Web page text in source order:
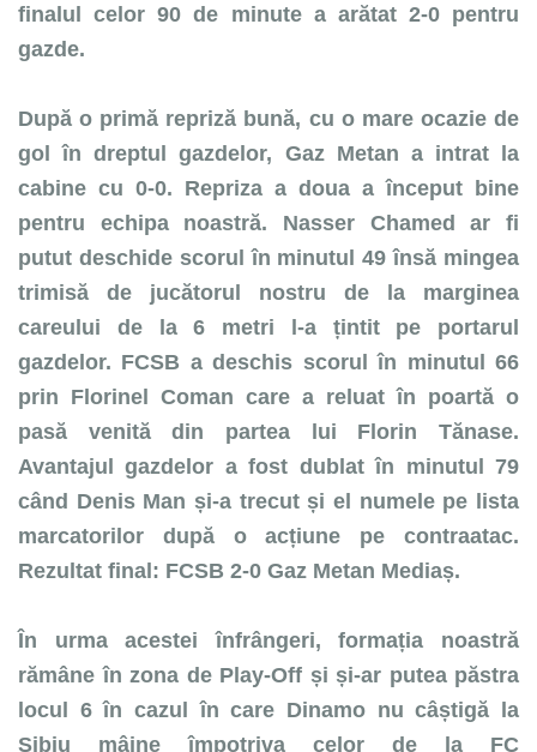
finalul celor 90 de minute a arătat 2-0 pentru
gazde.
După o primă repriză bună, cu o mare ocazie de
gol în dreptul gazdelor, Gaz Metan a intrat la
cabine cu 0-0. Repriza a doua a început bine
pentru echipa noastră. Nasser Chamed ar fi
putut deschide scorul în minutul 49 însă mingea
trimisă de jucătorul nostru de la marginea
careului de la 6 metri l-a țintit pe portarul
gazdelor. FCSB a deschis scorul în minutul 66
prin Florinel Coman care a reluat în poartă o
pasă venită din partea lui Florin Tănase.
Avantajul gazdelor a fost dublat în minutul 79
când Denis Man și-a trecut și el numele pe lista
marcatorilor după o acțiune pe contraatac.
Rezultat final: FCSB 2-0 Gaz Metan Mediaș.
În urma acestei înfrângeri, formația noastră
rămâne în zona de Play-Off și și-ar putea păstra
locul 6 în cazul în care Dinamo nu câștigă la
Sibiu mâine împotriva celor de la FC